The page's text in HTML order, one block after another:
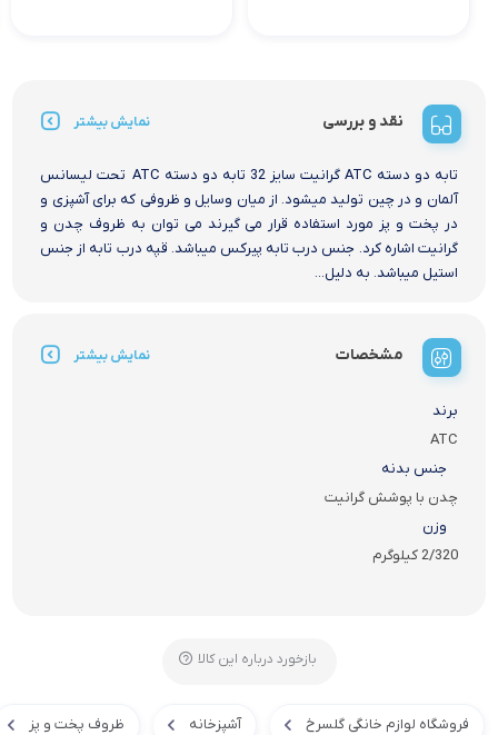
نقد و بررسی نمایش بیشتر
تابه دو دسته ATC گرانیت سایز 32 تابه دو دسته ATC تحت لیسانس
آلمان و در چین تولید میشود. از میان وسایل و ظروفی که برای آشپزی و
در پخت و پز مورد استفاده قرار می گیرند می توان به ظروف چدن و
گرانیت اشاره کرد. جنس درب تابه پیرکس میباشد. قپه درب تابه از جنس
استیل میباشد. به دلیل...
مشخصات نمایش بیشتر
برند
ATC
جنس بدنه
چدن با پوشش گرانیت
وزن
2/320 کیلوگرم
بازخورد درباره این کالا
فروشگاه لوازم خانگی گلسرخ آشپزخانه ظروف پخت و پز